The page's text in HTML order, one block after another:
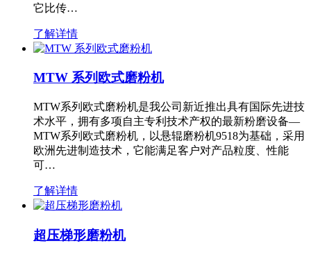
它比传…
了解详情
MTW 系列欧式磨粉机
MTW系列欧式磨粉机是我公司新近推出具有国际先进技
术水平，拥有多项自主专利技术产权的最新粉磨设备—
MTW系列欧式磨粉机，以悬辊磨粉机9518为基础，采用
欧洲先进制造技术，它能满足客户对产品粒度、性能
可…
了解详情
超压梯形磨粉机